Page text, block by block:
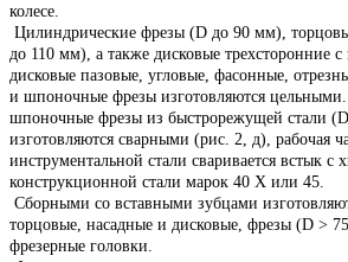
колесе.
Цилиндрические фрезы (D до 90 мм),
до 110 мм), а также дисковые трехсторонние
дисковые пазовые, угловые, фасонные,
и шпоночные фрезы изготовляются
шпоночные фрезы из быстрорежущей стали
изготовляются сварными (рис. 2, д), рабочая
инструментальной стали сваривается встык с
конструкционной стали марок 40 X или 45.
Сборными со вставными зубцами
торцовые, насадные и дисковые, фрезы (D >
фрезерные головки.